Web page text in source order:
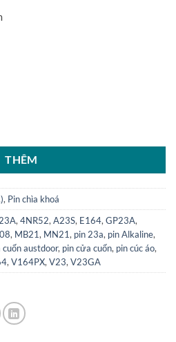
THÊM
, Pin chìa khoá
23A, 4NR52, A23S, E164, GP23A,
, MB21, MN21, pin 23a, pin Alkaline,
cuốn austdoor, pin cửa cuốn, pin cúc áo,
, V164PX, V23, V23GA